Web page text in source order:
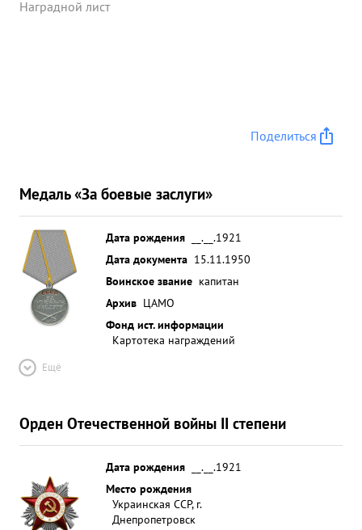
комсомольцы - за мной" увлек бойцов вперед в
Наградной лист
Поделиться
Медаль «За боевые заслуги»
Дата рождения
__.__.1921
Дата документа 15.11.1950
Воинское звание капитан
Архив ЦАМО
Фонд ист. информации
Картотека награждений
Ещё
Орден Отечественной войны II степени
Дата рождения
__.__.1921
Место рождения
Украинская ССР, г.
Днепропетровск